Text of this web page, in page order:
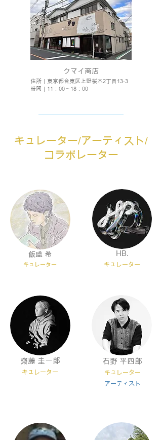
​クマイ商店
住所｜東京都台東区上野桜木2丁目13-3
時間｜11：00～18：00
​キュレーター/アーティスト/
コラボレーター
​飯盛 希
キ ュレーター
​HB.
キュレーター
​齋藤 圭一郎
キュレーター
​石野 平四郎
キュレーター
​アーティスト